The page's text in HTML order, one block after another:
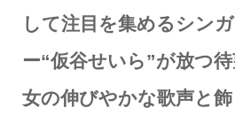
して注目を集めるシン
ー“仮谷せいら”が放つ
女の伸びやかな歌声と飾